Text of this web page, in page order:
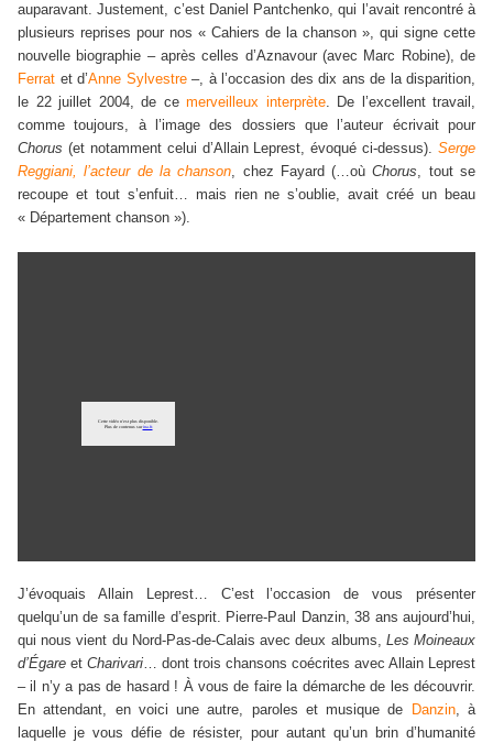
auparavant. Justement, c’est Daniel Pantchenko, qui l’avait rencontré à
plusieurs reprises pour nos « Cahiers de la chanson », qui signe cette
nouvelle biographie – après celles d’Aznavour (avec Marc Robine), de
Ferrat et d’Anne Sylvestre–, à l’occasion des dix ans de la disparition,
le 22 juillet 2004, de ce merveilleux interprète. De l’excellent travail,
comme toujours, à l’image des dossiers que l’auteur écrivait pour
Chorus (et notamment celui d’Allain Leprest, évoqué ci-dessus). Serge
Reggiani, l’acteur de la chanson, chez Fayard (…où Chorus, tout se
recoupe et tout s’enfuit… mais rien ne s’oublie, avait créé un beau
« Département chanson »).
J’évoquais Allain Leprest… C’est l’occasion de vous présenter
quelqu’un de sa famille d’esprit. Pierre-Paul Danzin, 38 ans aujourd’hui,
qui nous vient du Nord-Pas-de-Calais avec deux albums, Les Moineaux
d’Égare et Charivari… dont trois chansons coécrites avec Allain Leprest
– il n’y a pas de hasard ! À vous de faire la démarche de les découvrir.
En attendant, en voici une autre, paroles et musique de
Danzin, à
laquelle je vous défie de résister, pour autant qu’un brin d’humanité